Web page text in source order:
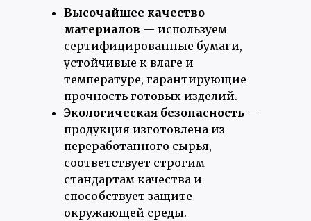
Высочайшее качество
материалов — используем
сертифицированные бумаги,
устойчивые к влаге и
температуре, гарантирующие
прочность готовых изделий.
Экологическая безопасность —
продукция изготовлена из
переработанного сырья,
соответствует строгим
стандартам качества и
способствует защите
окружающей среды.